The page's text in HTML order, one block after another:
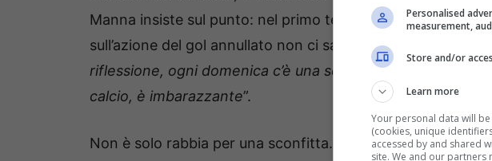
Manna insiste sul punto: nel primo tempo il rigore era
sull’azione del gol annullato non ci sarebbe stato nemmeno
riflessione, ogni domenica c’è una squadra che si viene a
calcio, è imbarazzante”.
Non è solo rabbia per una sconfitta. È frustrazione per un
Personalised
measurement,
Store and/or
Learn more
Your personal data will
(cookies, unique
accessed by and shared
site. We and our partners